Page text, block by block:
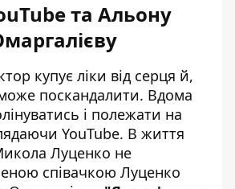
та Альону
купує ліки від серця й,
поскандалити. Вдома
і полежати на
YouTube. В життя
Луценко не
співачкою Луценко